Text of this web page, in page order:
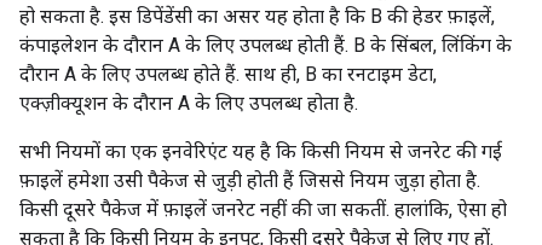
हो सकता है. इस डिपेंडेंसी का असर यह होता है कि B की हेडर फ़ाइलें,
कंपाइलेशन के दौरान A के लिए उपलब्ध होती हैं. B के सिंबल, लिंकिंग के
दौरान A के लिए उपलब्ध होते हैं. साथ ही, B का रनटाइम डेटा,
एक्ज़ीक्यूशन के दौरान A के लिए उपलब्ध होता है.
सभी नियमों का एक इनवेरिएंट यह है कि किसी नियम से जनरेट की गई
फ़ाइलें हमेशा उसी पैकेज से जुड़ी होती हैं जिससे नियम जुड़ा होता है.
किसी दूसरे पैकेज में फ़ाइलें जनरेट नहीं की जा सकतीं. हालांकि, ऐसा हो
सकता है कि किसी नियम के इनपुट, किसी दूसरे पैकेज से लिए गए हों.